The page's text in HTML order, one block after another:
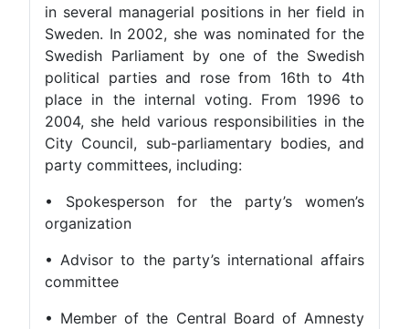
in several managerial positions in her field in
Sweden. In 2002, she was nominated for the
Swedish Parliament by one of the Swedish
political parties and rose from 16th to 4th
place in the internal voting. From 1996 to
2004, she held various responsibilities in the
City Council, sub-parliamentary bodies, and
party committees, including:
• Spokesperson for the party’s women’s
organization
• Advisor to the party’s international affairs
committee
• Member of the Central Board of Amnesty